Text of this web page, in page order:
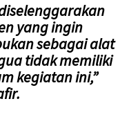
yang ingin
sebagai alat
tidak memiliki
kegiatan ini,”